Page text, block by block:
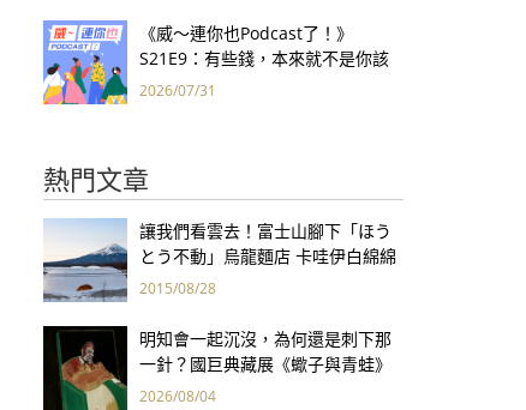
《威～連你也Podcast了！》
S21E9：有些錢，本來就不是你該
賺的——讀《一個投機者的告白》
2026/07/31
熱門文章
讓我們看雲去！富士山腳下「ほう
とう不動」烏龍麵店 卡哇伊白綿綿
造型療癒你的心
2015/08/28
明知會一起沉沒，為何還是刺下那
一針？國巨典藏展《蠍子與青蛙》
用66件名作拷問人性
2026/08/04